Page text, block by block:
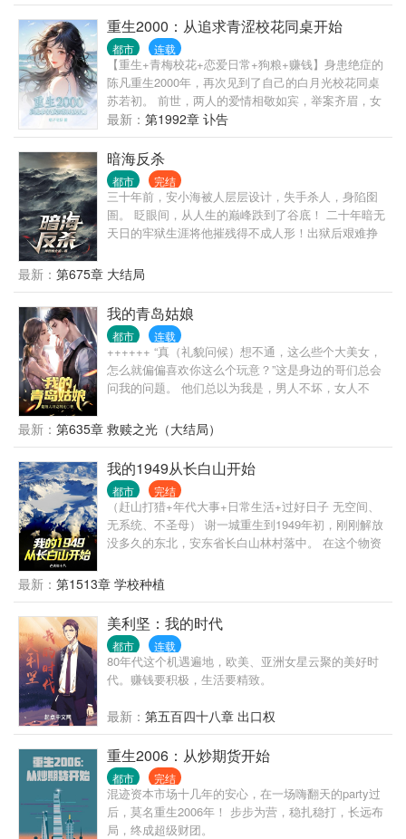
重生2000：从追求青涩校花同桌开始
都市 连载
【重生+青梅校花+恋爱日常+狗粮+赚钱】身患绝症的
陈凡重生2000年，再次见到了自己的白月光校花同桌
苏若初。 前世，两人的爱情相敬如宾，举案齐眉，女
友却因为一场车祸意外身亡。陈凡抱憾终身。 这一
世，陈凡发誓绝不放手，要创造一个崭新的商业帝
国，给她最完美的爱情跟未来。 “苏若初，这辈子我要
牵着你的手，看尽星河灿烂，人间繁华！”
最新： 第1992章 讣告
暗海反杀
都市 完结
三十年前，安小海被人层层设计，失手杀人，身陷囹
圄。 眨眼间，从人生的巅峰跌到了谷底！ 二十年暗无
天日的牢狱生涯将他摧残得不成人形！出狱后艰难挣
身上，上天给了重生的机会，安小海不愿再次错过！
为什么一个大学生会被如此针对？为什么自己会被如
此残忍的对待？为什么那背后的黑手就是不愿意放过
自己？ 安小海拼尽全力，戳破重重黑幕！ 为了活下
去，为了有朝一日沉冤得雪，安小海周旋于各种各样
的危险之间，抽丝剥茧间，一个巨大的阴影渐渐的浮
现出来！ 这一次，安小海不再是曾经那个柔弱的羔羊
了，看他如何 绝境反杀，翻云覆雨！！！
最新： 第675章 大结局
我的青岛姑娘
都市 连载
++++++ “真（礼貌问候）想不通，这么些个大美女，
怎么就偏偏喜欢你这么个玩意？”这是身边的哥们总会
问我的问题。 他们总以为我是，男人不坏，女人不
的女人不一样： 他们看到的：娱乐圈颜值天花板的当
红女明星，我看到：厌倦娱乐圈等一个人未果的女明
星。 他们看到的：放飞自我的已婚前电视台女主持，
我看到的：一个被丈夫当成筹码需要陪伴和关心的知
心姐姐。 他们看到的：开房车陪我走过两百多个城市
的初恋，我看到的：我爱过也恨过最后却成了我一
生……
最新： 第635章 救赎之光（大结局）
我的1949从长白山开始
都市 完结
（赶山打猎+年代大事+日常生活+过好日子 无空间、
无系统、不圣母） 谢一城重生到1949年初，刚刚解放
没多久的东北，安东省长白山林村落中。 在这个物资
中猎场。 脑袋大的猴头菇，千年成形的人参娃娃，满
山遍野的榛蘑山里红野核桃。 香嫩可口的飞龙，看到
人走不动道的傻狍子，松树林成群的灰贼。 数百斤的
野猪，如山般的黑瞎子，舔一口就能吓死人的山神
爷。 还有那民间流传已久的五大仙，黑水白山，尽在
此间！
最新： 第1513章 学校种植
美利坚：我的时代
都市 连载
80年代这个机遇遍地，欧美、亚洲女星云聚的美好时
代。赚钱要积极，生活要精致。
最新： 第五百四十八章 出口权
重生2006：从炒期货开始
都市 完结
混迹资本市场十几年的安心，在一场嗨翻天的party过
后，莫名重生2006年！ 步步为营，稳扎稳打，长远布
局，终成超级财团。